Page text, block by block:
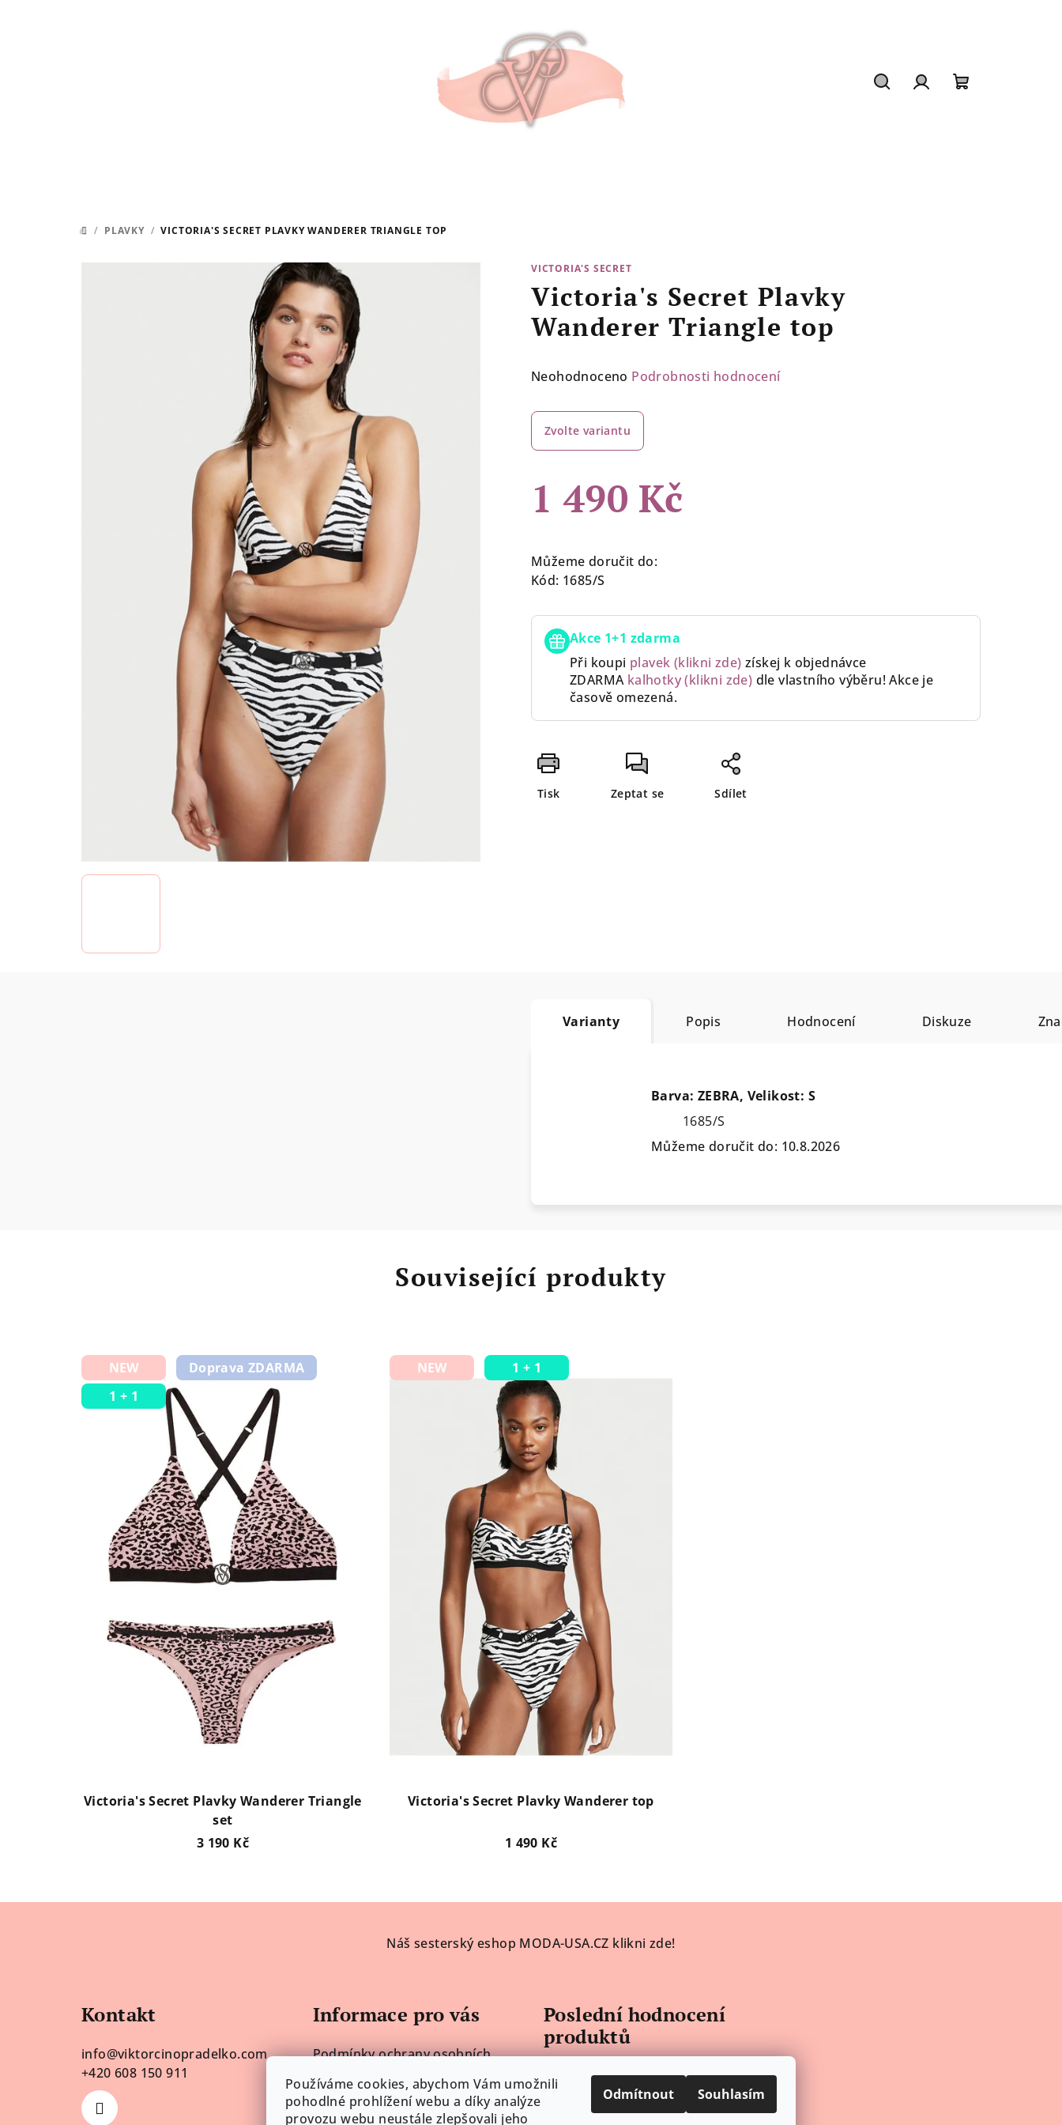
Používáme cookies, abychom Vám umožnili
pohodlné prohlížení webu a díky analýze
provozu webu neustále zlepšovali jeho
Odmítnout Souhlasím
DOMŮ
/ PLAVKY / VICTORIA'S SECRET PLAVKY WANDERER TRIANGLE TOP
VICTORIA'S SECRET
Victoria's Secret Plavky
Wanderer Triangle top
Průměrné
produktu
0,0
5
hvězdiček.
Neohodnoceno Podrobnosti hodnocení
Zvolte variantu
1 490 Kč
cena:
Můžeme doručit do:
Kód: 1685/S
Akce 1+1 zdarma
Při koupi plavek (klikni zde) získej k objednávce
ZDARMA kalhotky (klikni zde) dle vlastního výběru!Akce je
časově omezená.
Tisk Zeptat se Sdílet
Varianty Popis Hodnocení Diskuze
Barva: ZEBRA, Velikost: S
1685/S
Můžeme doručit do: 10.8.2026
Související produkty
NEW
Doprava ZDARMA
1 + 1
Victoria's Secret Plavky Wanderer Triangle
set
3 190 Kč
NEW 1 + 1
Victoria's Secret Plavky Wanderer top
1 490 Kč
Náš sesterský eshop MODA-USA.CZ klikni zde!
Kontakt
info@viktorcinopradelko.com
+420 608 150 911
Informace pro vás
Podmínky ochrany osobních
Obchodní podmínky
Vrácení zboží
Poslední hodnocení
produktů
Victoria’s Secret Plavky Neon Contrast
Hodnocení produktu je 5 z 5 hvězdiček.
Lenka H.